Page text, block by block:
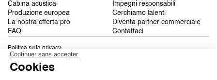
Cabina acustica
Produzione europea
La nostra offerta pro
FAQ
Impegni responsabili
Cerchiamo talenti
Diventa partner commerciale
Contattaci
Politica sulla privacy
Condizioni Generali di Vendita
Mappa del sito